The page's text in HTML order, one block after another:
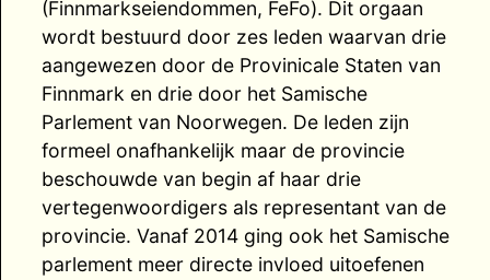
(Finnmarkseiendommen, FeFo). Dit orgaan
wordt bestuurd door zes leden waarvan drie
aangewezen door de Provinicale Staten van
Finnmark en drie door het Samische
Parlement van Noorwegen. De leden zijn
formeel onafhankelijk maar de provincie
beschouwde van begin af haar drie
vertegenwoordigers als representant van de
provincie. Vanaf 2014 ging ook het Samische
parlement meer directe invloed uitoefenen